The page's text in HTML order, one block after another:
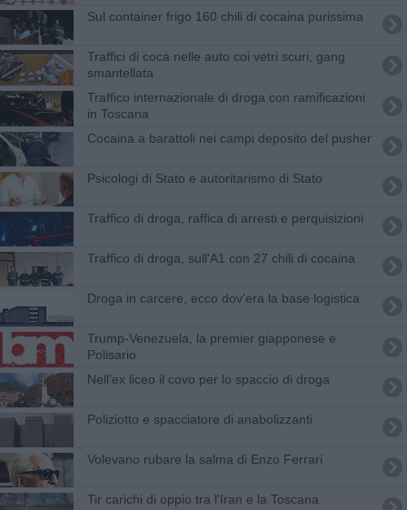
Sul container frigo 160 chili di cocaina purissima
Traffici di coca nelle auto coi vetri scuri, gang
smantellata
Traffico internazionale di droga con ramificazioni
in Toscana
Cocaina a barattoli nei campi deposito del pusher
​Psicologi di Stato e autoritarismo di Stato
Traffico di droga, raffica di arresti e perquisizioni
Traffico di droga, sull'A1 con 27 chili di cocaina
Droga in carcere, ecco dov'era la base logistica
Trump-Venezuela, la premier giapponese e
Polisario
Nell'ex liceo il covo per lo spaccio di droga
Poliziotto e spacciatore di anabolizzanti
Volevano rubare la salma di Enzo Ferrari
Tir carichi di oppio tra l'Iran e la Toscana